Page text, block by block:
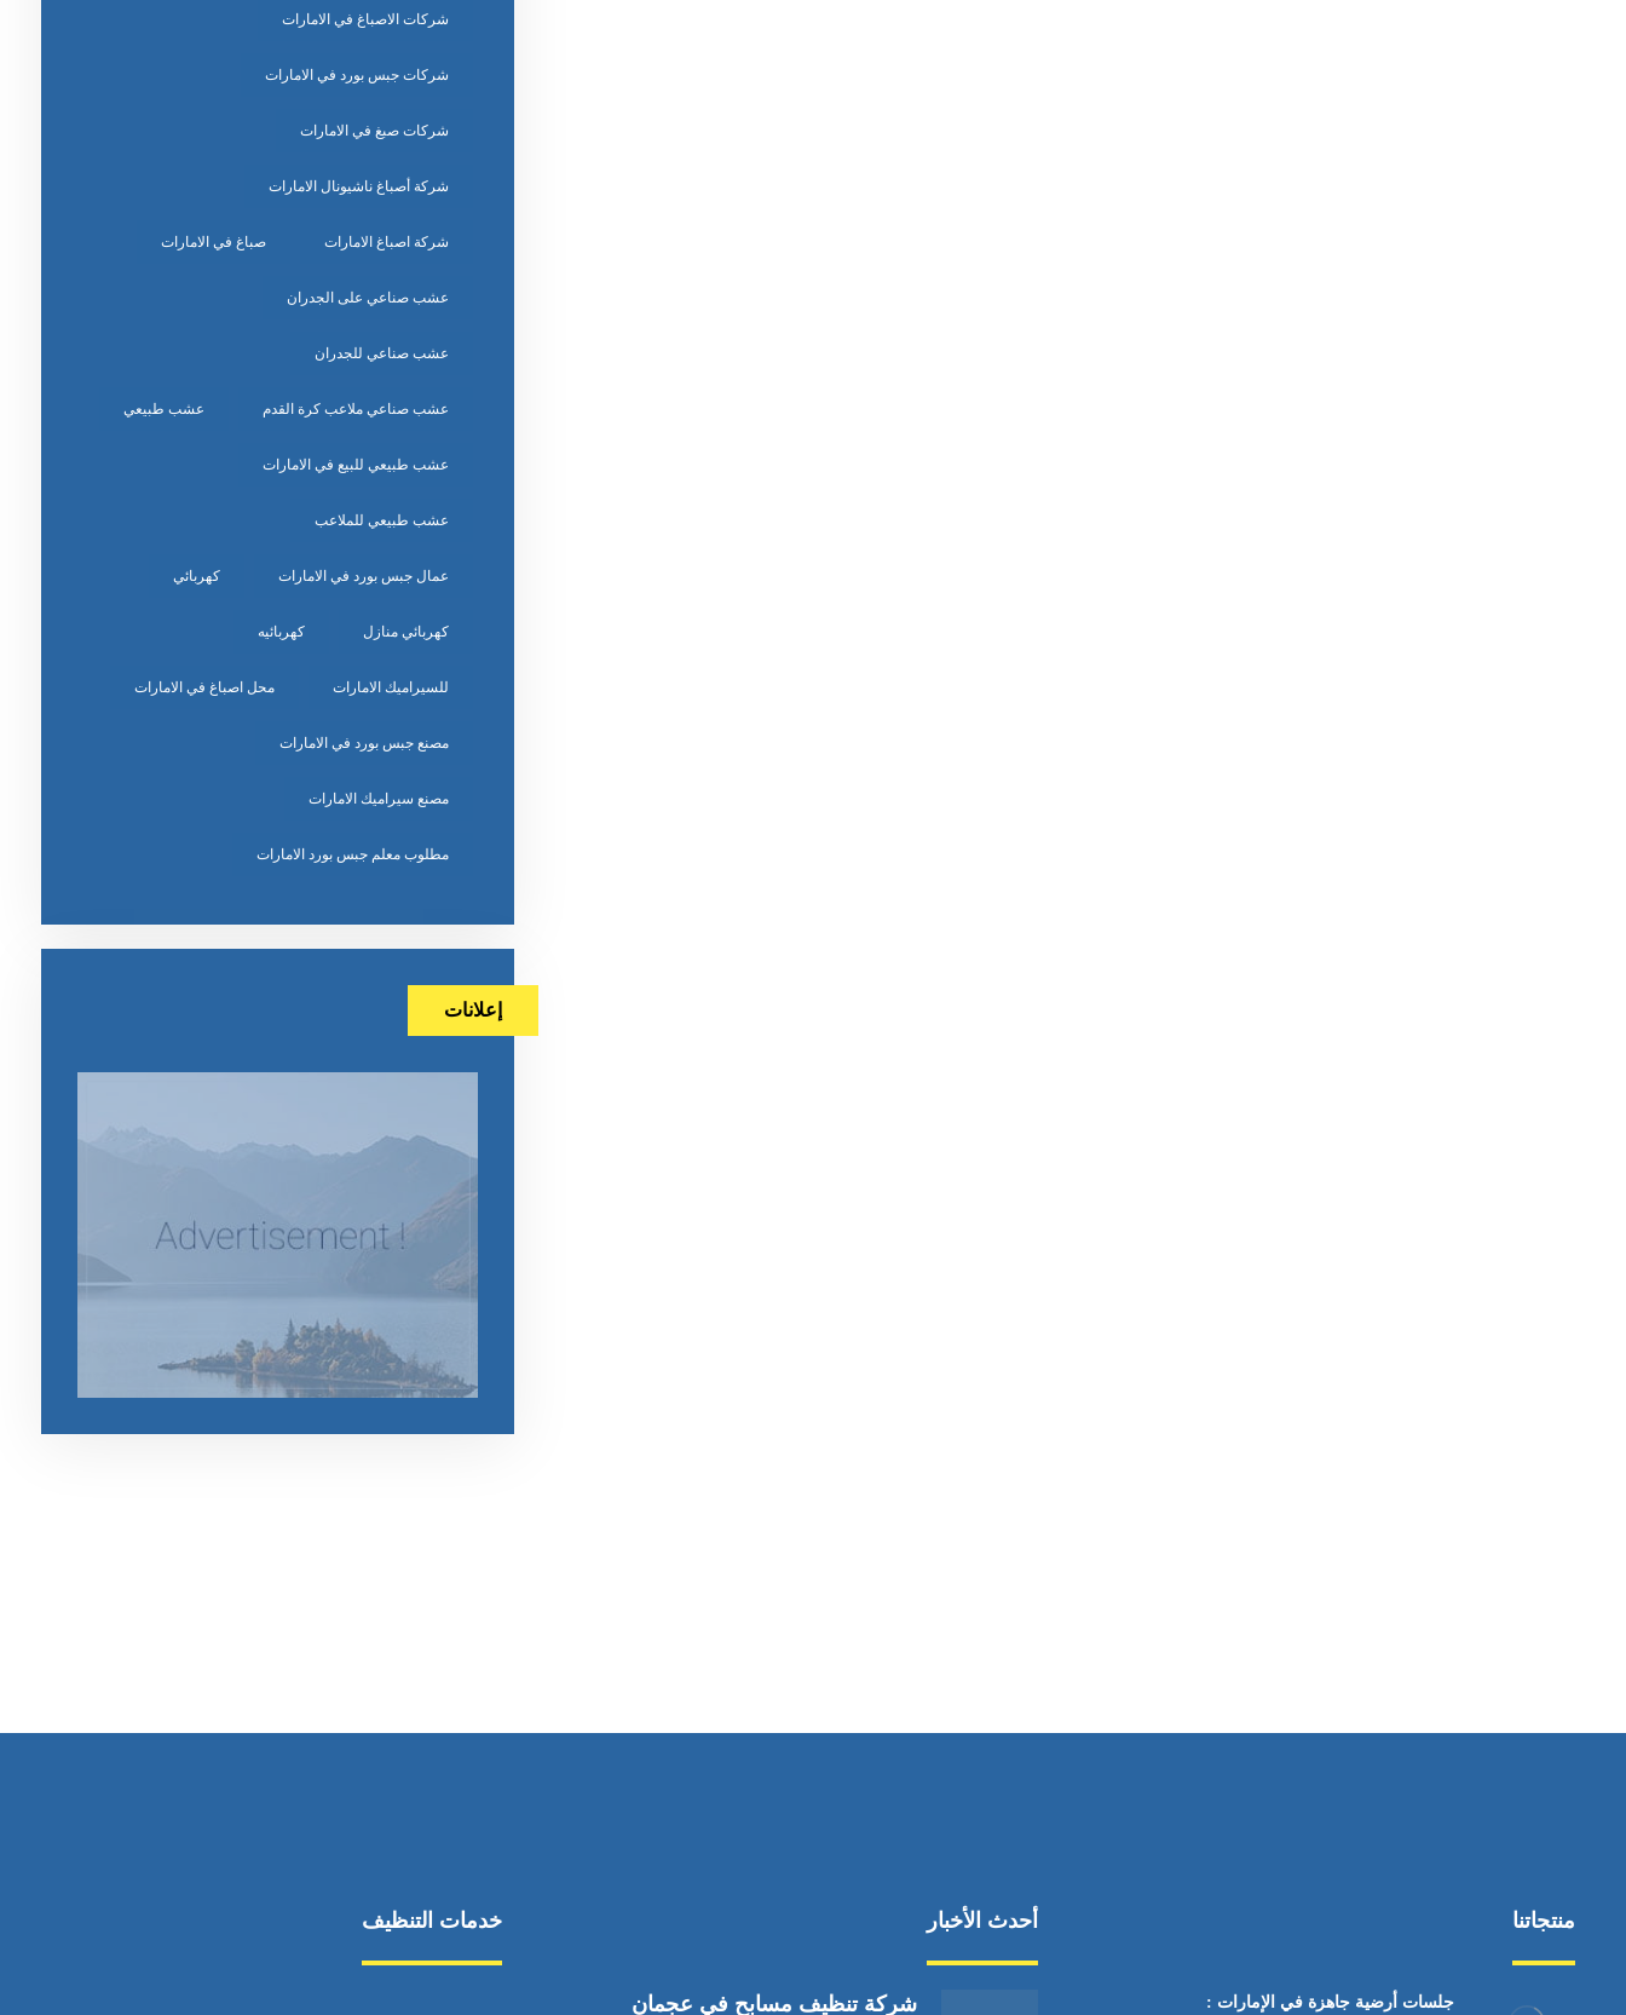
شركات الاصباغ في الامارات
شركات جبس بورد في الامارات
شركات صبغ في الامارات
شركة أصباغ ناشيونال الامارات
شركة اصباغ الامارات صباغ في الامارات
عشب صناعي على الجدران
عشب صناعي للجدران
عشب صناعي ملاعب كرة القدم عشب طبيعي
عشب طبيعي للبيع في الامارات
عشب طبيعي للملاعب
عمال جبس بورد في الامارات كهربائي
كهربائي منازل كهربائيه
للسيراميك الامارات محل اصباغ في الامارات
مصنع جبس بورد في الامارات
مصنع سيراميك الامارات
مطلوب معلم جبس بورد الامارات
إعلانات
منتجاتنا
جلسات أرضية جاهزة في الإمارات :
أحدث الأخبار
شركة تنظيف مسابح في عجمان
خدمات التنظيف